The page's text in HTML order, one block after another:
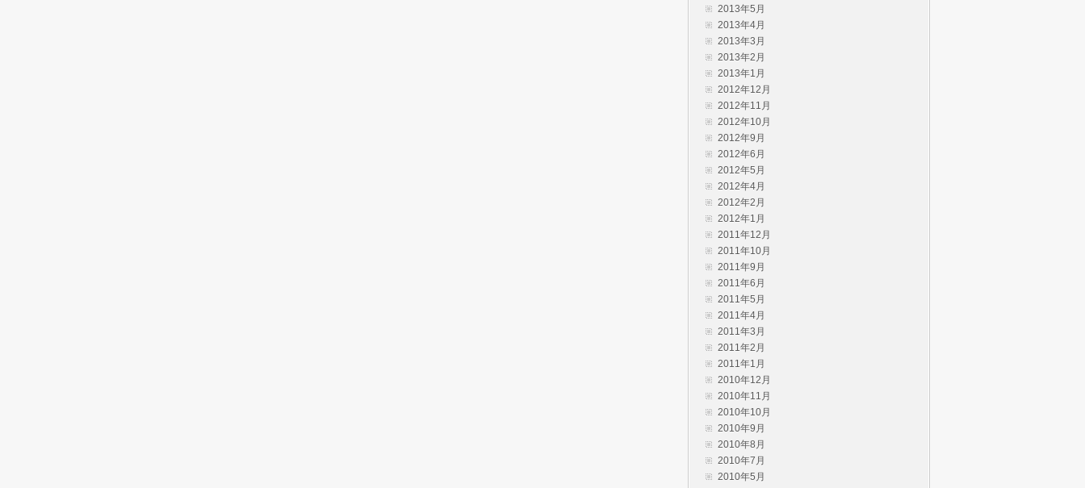
2013年5月
2013年4月
2013年3月
2013年2月
2013年1月
2012年12月
2012年11月
2012年10月
2012年9月
2012年6月
2012年5月
2012年4月
2012年2月
2012年1月
2011年12月
2011年10月
2011年9月
2011年6月
2011年5月
2011年4月
2011年3月
2011年2月
2011年1月
2010年12月
2010年11月
2010年10月
2010年9月
2010年8月
2010年7月
2010年5月